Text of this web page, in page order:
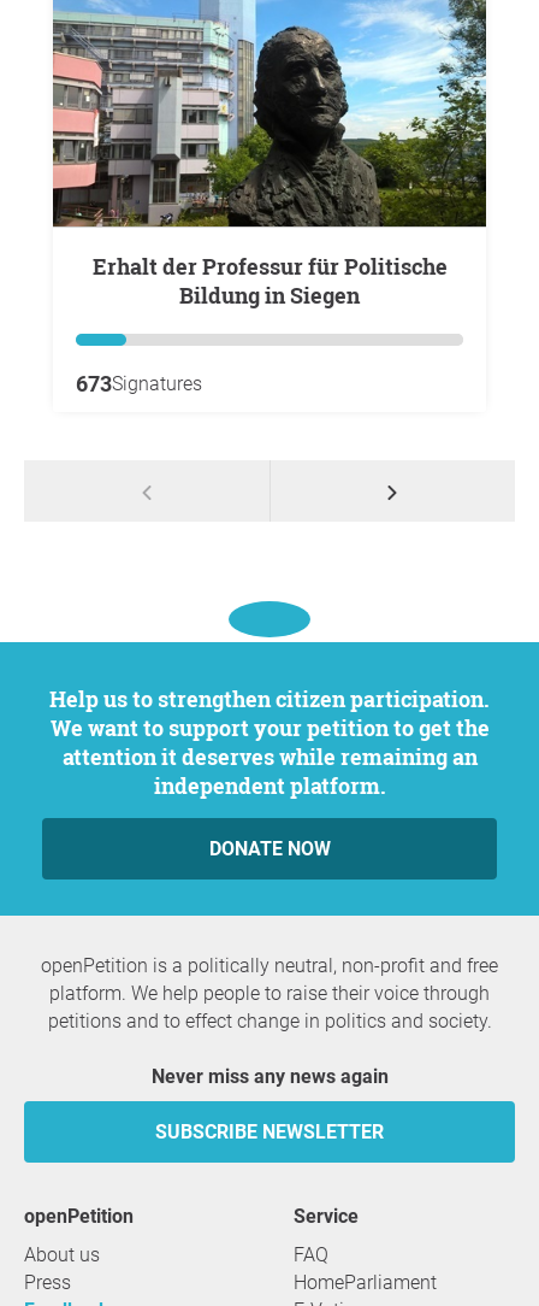
Erhalt der Professur für Politische
Bildung in Siegen
673Signatures
Help us to strengthen citizen participation.
We want to support your petition to get the
attention it deserves while remaining an
independent platform.
DONATE NOW
openPetition is a politically neutral, non-profit and free
platform. We help people to raise their voice through
petitions and to effect change in politics and society.
Never miss any news again
SUBSCRIBE NEWSLETTER
openPetition
About us
Press
service
FAQ
HomeParliament